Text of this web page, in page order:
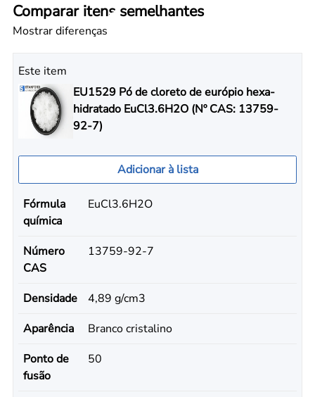
Comparar itens semelhantes
Mostrar diferenças
Este item
EU1529 Pó de cloreto de európio hexa-
hidratado EuCl3.6H2O (Nº CAS: 13759-
92-7)
Adicionar à lista
Fórmula
química
EuCl3.6H2O
Número
CAS
13759-92-7
Densidade
4,89 g/cm3
Aparência
Branco cristalino
Ponto de
fusão
50